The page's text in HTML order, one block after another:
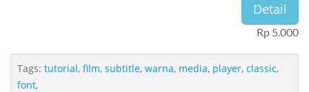
Detail
Rp 5.000
Tags: tutorial, film, subtitle, warna, media, player, classic,
font,